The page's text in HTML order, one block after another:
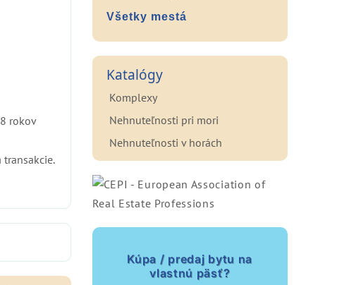
rokov
Všetky mestá
Katalógy
Komplexy
Nehnuteľnosti pri mori
Nehnuteľnosti v horách
Kúpa / predaj bytu na
vlastnú päsť?